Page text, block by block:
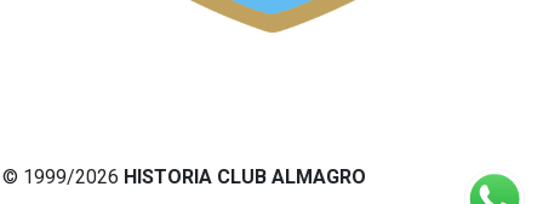
© 1999/2026 HISTORIA CLUB ALMAGRO